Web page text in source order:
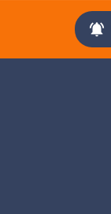
notifications_active